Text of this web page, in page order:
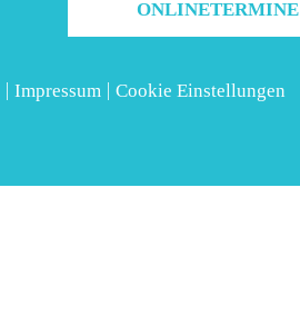
ONLINETERMINE
| Impressum | Cookie Einstellungen